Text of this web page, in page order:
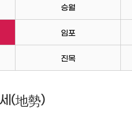
승월
임포
진목
(地勢)